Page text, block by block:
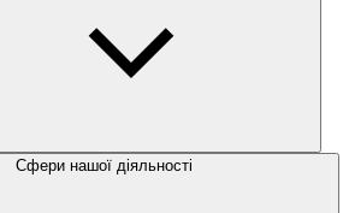
Сфери нашої діяльності